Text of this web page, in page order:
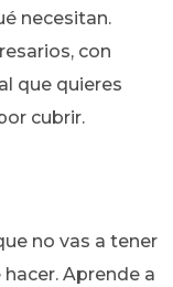
necesitan.
con
que quieres
cubrir.
no vas a tener
Aprende a